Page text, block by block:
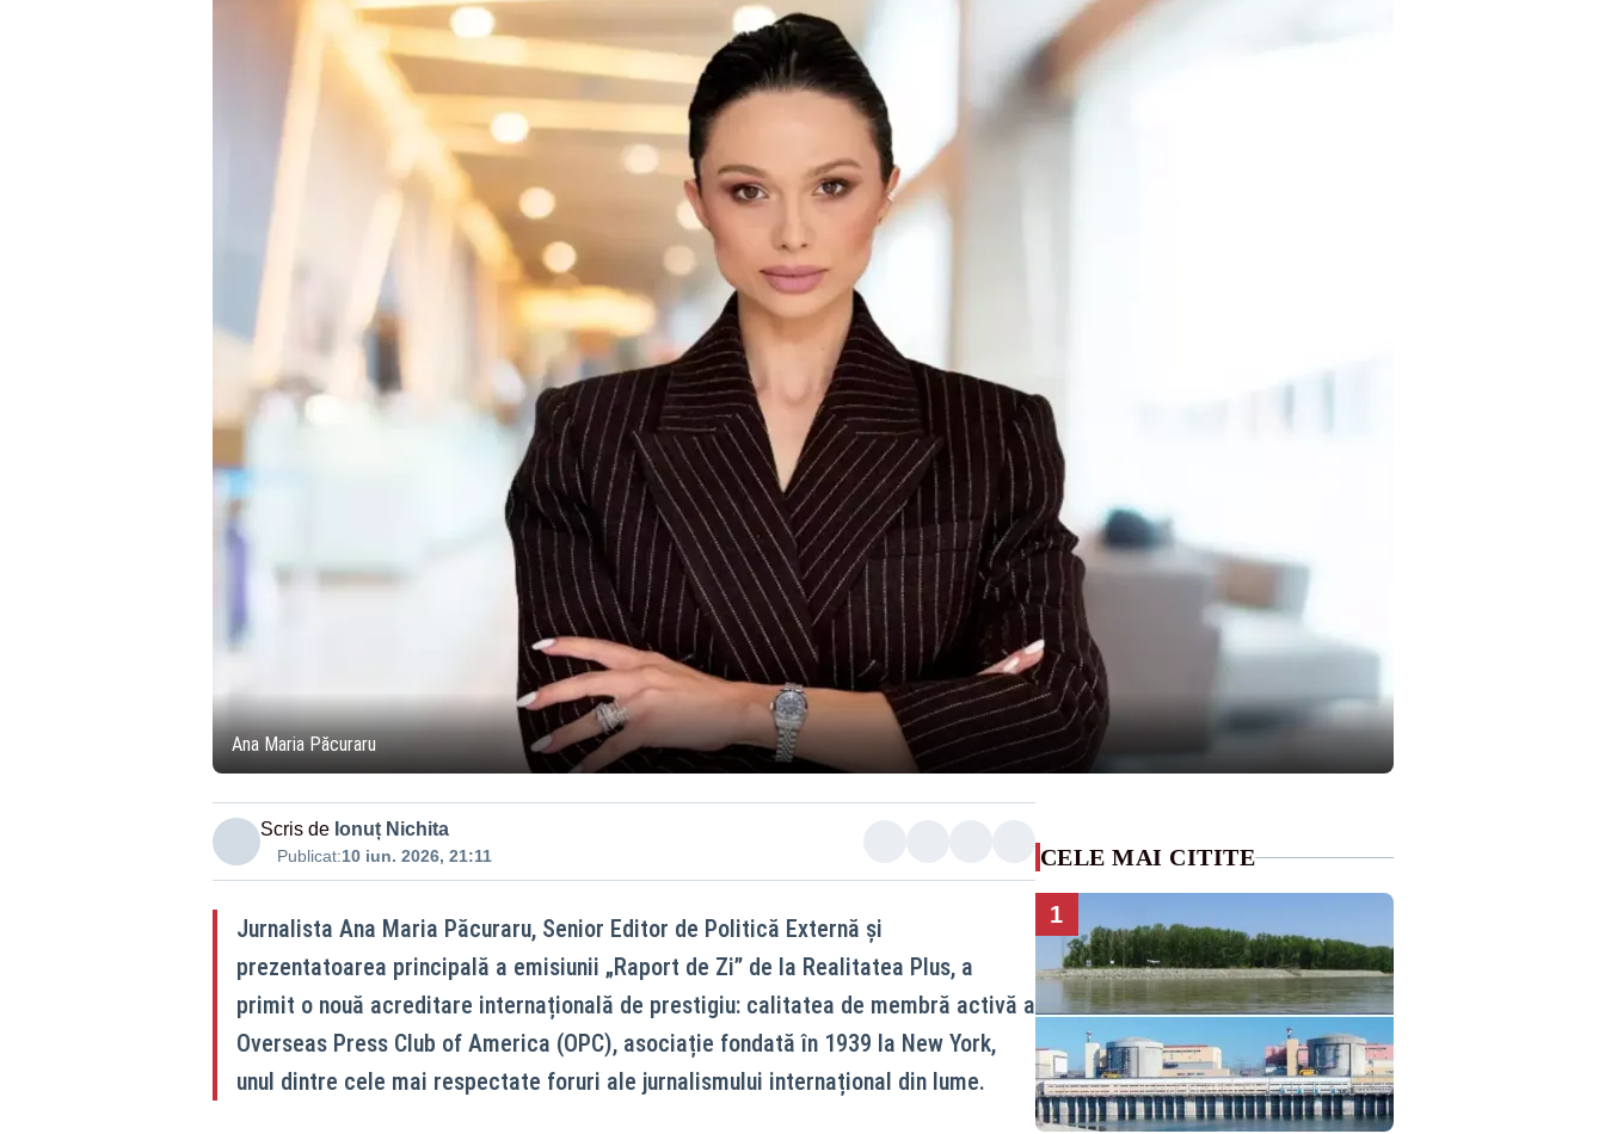
Ana Maria Păcuraru
Scris de Ionuț Nichita
Publicat:10 iun. 2026, 21:11
Jurnalista Ana Maria Păcuraru, Senior Editor de Politică Externă și
prezentatoarea principală a emisiunii „Raport de Zi” de la Realitatea Plus, a
primit o nouă acreditare internațională de prestigiu: calitatea de membră activă a
Overseas Press Club of America (OPC), asociație fondată în 1939 la New York,
unul dintre cele mai respectate foruri ale jurnalismului internațional din lume.
CELE MAI CITITE
1